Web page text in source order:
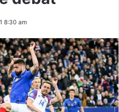
8:30 am